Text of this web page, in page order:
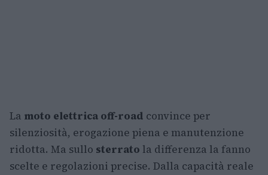
La moto elettrica off-road convince per
silenziosità, erogazione piena e manutenzione
ridotta. Ma sullo sterrato la differenza la fanno
scelte e regolazioni precise. Dalla capacità reale